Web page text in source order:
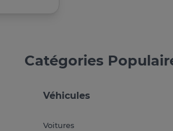
Catégories
Véhicules
Voitures